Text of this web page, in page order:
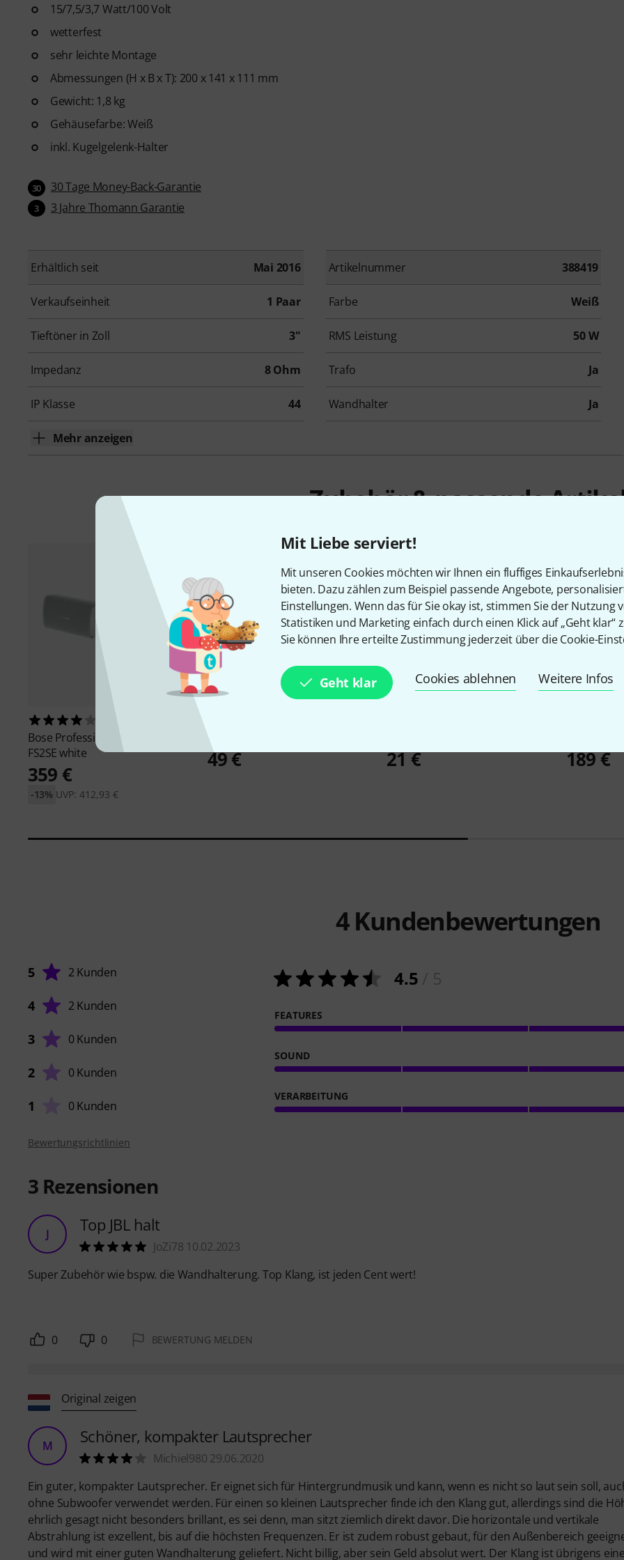
Mit Liebe serviert!
Mit unseren Cookies möchten wir Ihnen ein fluffiges
bieten. Dazu zählen zum Beispiel passende Angebote,
Einstellungen. Wenn das für Sie okay ist, stimmen Sie der Nutzung
Statistiken und Marketing einfach durch einen Klick auf „Geht klar“
Sie können Ihre erteilte Zustimmung jederzeit über die Cookie-
Geht klar Cookies ablehnen Weitere Infos
15/7,5/3,7 Watt/100 Volt
wetterfest
sehr leichte Montage
Abmessungen (H x B x T): 200 x 141 x 111 mm
Gewicht: 1,8 kg
Gehäusefarbe: Weiß
inkl. Kugelgelenk-Halter
30 30 Tage Money-Back-Garantie
3 3 Jahre Thomann Garantie
Erhältlich seit Mai 2016 Artikelnummer 388419
Verkaufseinheit 1 Paar Farbe Weiß
Tieftöner in Zoll 3" RMS Leistung 50 W
Impedanz 8 Ohm Trafo Ja
IP Klasse 44 Wandhalter Ja
Mehr anzeigen
Zubehör & passende
Bose Professional
FS2SE white
359 €
UVP: 412,93 €
-13%
Millenium
49 € 21 € 189 €
4Kundenbewertungen
5 2 Kunden
4 2 Kunden
3 0 Kunden
2 0 Kunden
1 0 Kunden
4.5
FEATURES
SOUND
VERARBEITUNG
Bewertungsrichtlinien
3 Rezensionen
J Top JBL halt
JoZi78 10.02.2023
Super Zubehör wie bspw. die Wandhalterung. Top Klang, ist jeden Cent wert!
0 0 BEWERTUNG MELDEN
Original zeigen
M Schöner, kompakter Lautsprecher
Michiel980 29.06.2020
Ein guter, kompakter Lautsprecher. Er eignet sich für Hintergrundmusik und kann, wenn es nicht so laut sein soll,
ohne Subwoofer verwendet werden. Für einen so kleinen Lautsprecher finde ich den Klang gut, allerdings sind die
ehrlich gesagt nicht besonders brillant, es sei denn, man sitzt ziemlich direkt davor. Die horizontale und vertikale
Abstrahlung ist exzellent, bis auf die höchsten Frequenzen. Er ist zudem robust gebaut, für den Außenbereich
und wird mit einer guten Wandhalterung geliefert. Nicht billig, aber sein Geld absolut wert. Der Klang ist übrigens eine